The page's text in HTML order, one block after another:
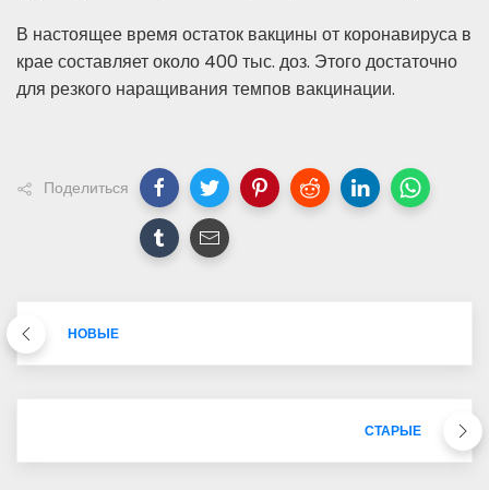
В настоящее время остаток вакцины от коронавируса в
крае составляет около 400 тыс. доз. Этого достаточно
для резкого наращивания темпов вакцинации.
Поделиться
НОВЫЕ
СТАРЫЕ